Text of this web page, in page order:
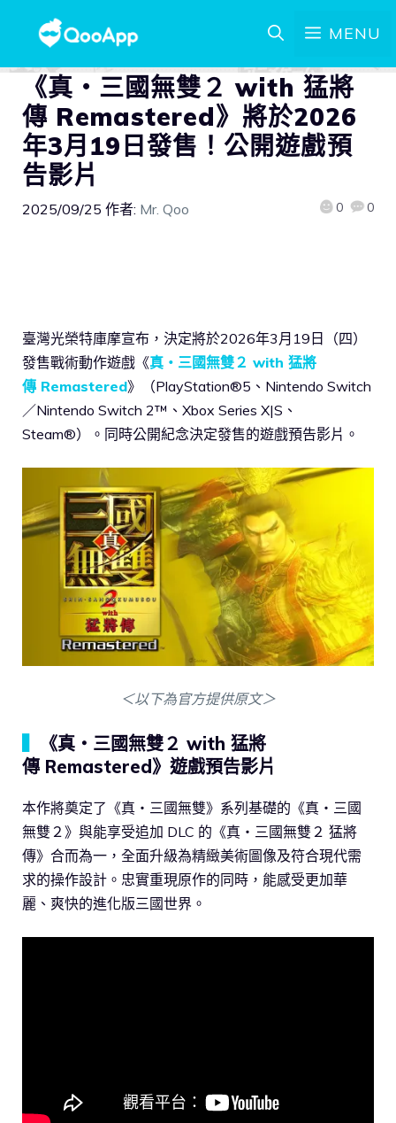
MENU
《真・三國無雙２ with 猛將
傳 Remastered》將於2026
年3月19日發售！公開遊戲預
告影片
2025/09/25 作者: Mr. Qoo 0 0
臺灣光榮特庫摩宣布，決定將於2026年3月19日（四）
發售戰術動作遊戲《真・三國無雙２ with 猛將
傳 Remastered》（PlayStation®5、Nintendo Switch
／Nintendo Switch 2™、Xbox Series X|S、
Steam®）。同時公開紀念決定發售的遊戲預告影片。
＜以下為官方提供原文＞
《真・三國無雙２ with 猛將
傳 Remastered》遊戲預告影片
本作將奠定了《真・三國無雙》系列基礎的《真・三國
無雙２》與能享受追加 DLC 的《真・三國無雙２ 猛將
傳》合而為一，全面升級為精緻美術圖像及符合現代需
求的操作設計。忠實重現原作的同時，能感受更加華
麗、爽快的進化版三國世界。